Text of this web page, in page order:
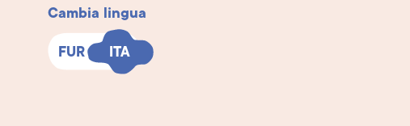
Cambia lingua
FUR ITA
FUR ITA